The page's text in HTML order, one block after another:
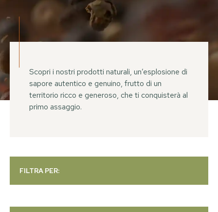
Scopri i nostri prodotti naturali, un’esplosione di
sapore autentico e genuino, frutto di un
territorio ricco e generoso, che ti conquisterà al
primo assaggio.
FILTRA PER: